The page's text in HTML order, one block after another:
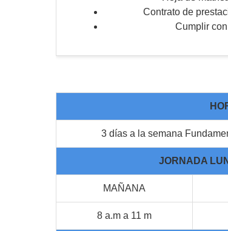
Contrato de
Cumplir
3 días a la semana
JORNADA
MAÑANA
8 a.m a 11 m